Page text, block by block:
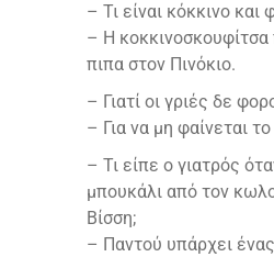
– Τι είναι κόκκινο και
– Η κοκκινοσκουφίτσα
πιπα στον Πινόκιο.
– Γιατί οι γριές δε
– Για να μη φαίνεται
– Τι είπε ο γιατρός
μπουκάλι από τον
Βίσση;
– Παντού υπάρχει